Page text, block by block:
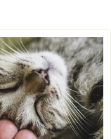
満で、ダイエッ
的なダイエット方
って引き起こされ
介します。